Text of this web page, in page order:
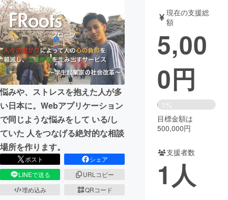
テクノロジー・ガジェット
映像・映画 書籍・雑誌
ビジネス・起業 チャレンジ
まちづくり・地域活性化
CAMPFIRE for Social Good CAMPFIRE Creation
CAMPFIREふるさと納税
コミュニティ
悩みや、ストレスを抱えた人が多
い日本に。Webアプリケーション
で同じような悩みをして いる/し
ていた 人をつなげる絶対的な相談
場所を作ります。
ポスト
シェア
LINEで送る
URLコピー
埋め込み
QRコード
現在の支援総
額
5,00
0円
1%
目標金額は
500,000円
支援者数
1人